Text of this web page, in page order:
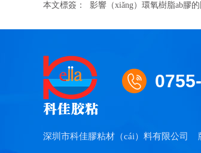
本文標簽： 影響（xiǎng）環氧樹脂ab膠
深圳市科佳膠粘材（cái）料有限公司